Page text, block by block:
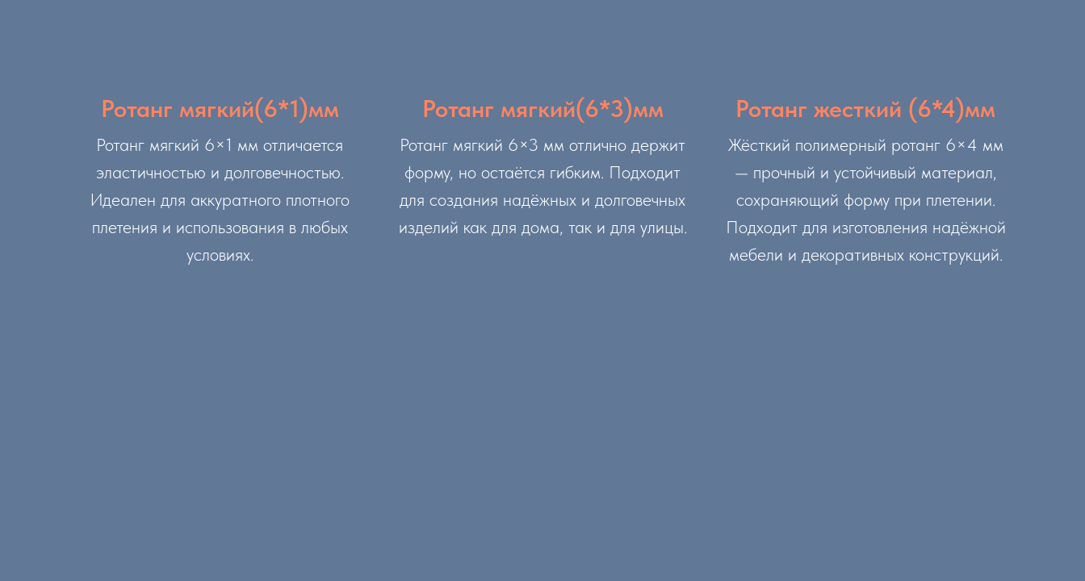
Ротанг мягкий(6*1)мм
Ротанг мягкий 6×1 мм отличается
эластичностью и долговечностью.
Идеален для аккуратного плотного
плетения и использования в любых
условиях.
Ротанг мягкий(6*3)мм
Ротанг мягкий 6×3 мм отлично держит
форму, но остаётся гибким. Подходит
для создания надёжных и долговечных
изделий как для дома, так и для улицы.
Ротанг жесткий (6*4)мм
Жёсткий полимерный ротанг 6×4 мм
— прочный и устойчивый материал,
сохраняющий форму при плетении.
Подходит для изготовления надёжной
мебели и декоративных конструкций.